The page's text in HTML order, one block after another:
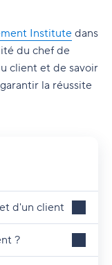
ERP
Institute dans
du chef de
client et de savoir
la réussite
d'un client
?